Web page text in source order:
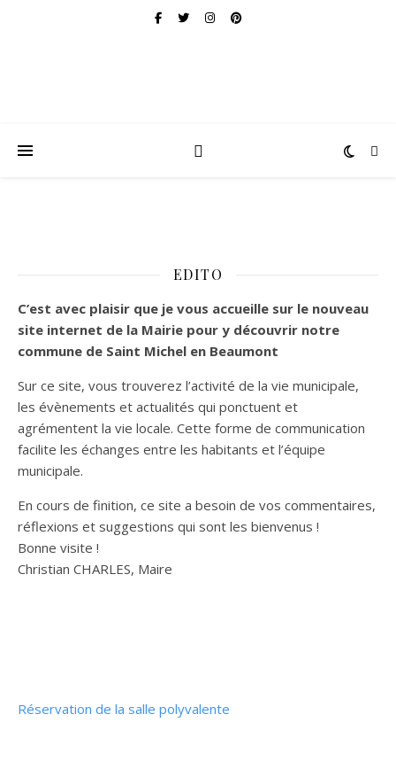
EDITO
C’est avec plaisir que je vous accueille sur le nouveau
site internet de la Mairie pour y découvrir notre
commune de Saint Michel en Beaumont
Sur ce site, vous trouverez l’activité de la vie municipale,
les évènements et actualités qui ponctuent et
agrémentent la vie locale. Cette forme de communication
facilite les échanges entre les habitants et l’équipe
municipale.
En cours de finition, ce site a besoin de vos commentaires,
réflexions et suggestions qui sont les bienvenus !
Bonne visite !
Christian CHARLES, Maire
Réservation de la salle polyvalente